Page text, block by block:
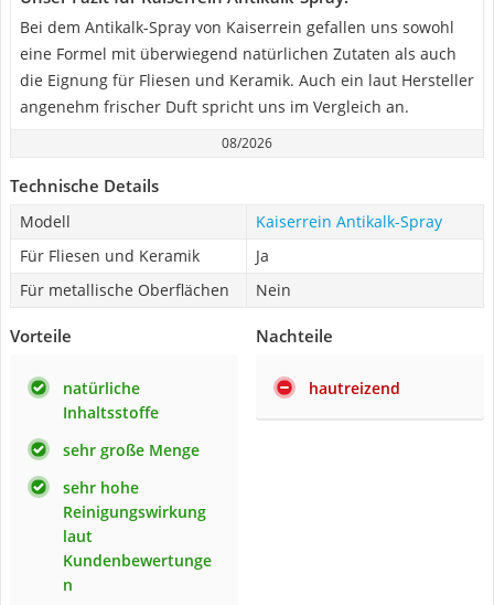
Bei dem Antikalk-Spray von Kaiserrein gefallen uns sowohl
eine Formel mit überwiegend natürlichen Zutaten als auch
die Eignung für Fliesen und Keramik. Auch ein laut Hersteller
angenehm frischer Duft spricht uns im Vergleich an.
08/2026
Technische Details
Modell
Kaiserrein Antikalk-Spray
Für Fliesen und Keramik
Ja
Für metallische Oberflächen
Nein
Vorteile
natürliche
Inhaltsstoffe
sehr große Menge
sehr hohe
Reinigungswirkung
laut
Kundenbewertunge
n
Nachteile
hautreizend